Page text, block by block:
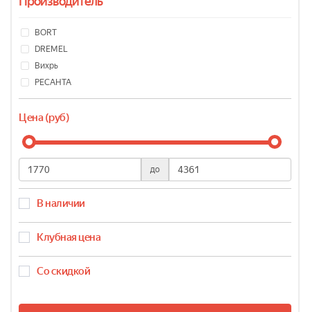
BORT
DREMEL
Вихрь
РЕСАНТА
Цена (руб)
до
В наличии
Клубная цена
Со скидкой